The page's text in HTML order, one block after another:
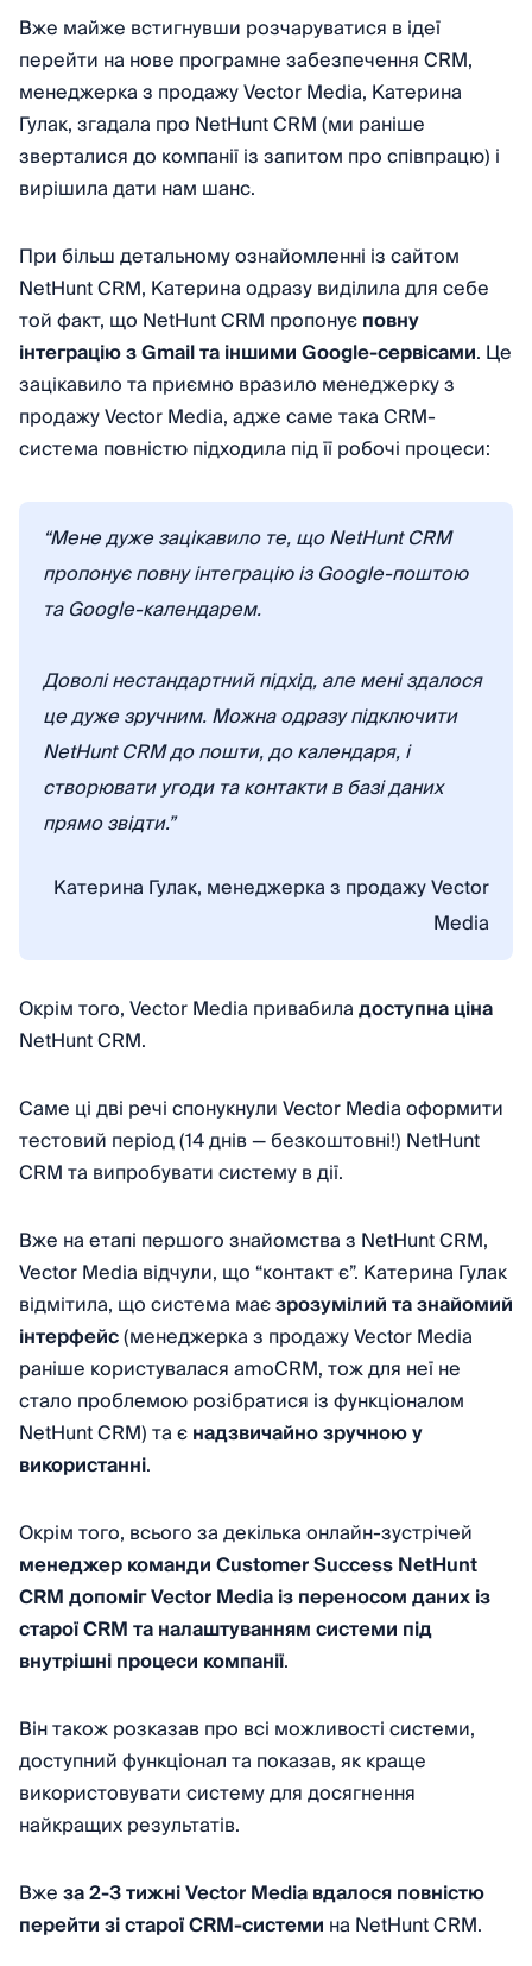
Вже майже встигнувши розчаруватися в ідеї
перейти на нове програмне забезпечення CRM,
менеджерка з продажу Vector Media, Катерина
Гулак, згадала про NetHunt CRM (ми раніше
зверталися до компанії із запитом про співпрацю) і
вирішила дати нам шанс.
При більш детальному ознайомленні із сайтом
NetHunt CRM, Катерина одразу виділила для себе
той факт, що NetHunt CRM пропонуєповну
інтеграцію з Gmail та іншими Google-сервісами. Це
зацікавило та приємно вразило менеджерку з
продажу Vector Media, адже саме така CRM-
система повністю підходила під її робочі процеси:
“Мене дуже зацікавило те, що NetHunt CRM
пропонує повну інтеграцію із Google-поштою
та Google-календарем.
Доволі нестандартний підхід, але мені здалося
це дуже зручним. Можна одразу підключити
NetHunt CRM до пошти, до календаря, і
створювати угоди та контакти в базі даних
прямо звідти.”
Катерина Гулак, менеджерка з продажу Vector
Media
Окрім того, Vector Media привабиладоступна ціна
NetHunt CRM.
Саме ці дві речі спонукнули Vector Media оформити
тестовий період (14 днів — безкоштовні!) NetHunt
CRM та випробувати систему в дії.
Вже на етапі першого знайомства з NetHunt CRM,
Vector Media відчули, що “контакт є”. Катерина Гулак
відмітила, що система маєзрозумілий та знайомий
інтерфейс(менеджерка з продажу Vector Media
раніше користувалася amoCRM, тож для неї не
стало проблемою розібратися із функціоналом
NetHunt CRM) та єнадзвичайно зручною у
використанні.
Окрім того, всього за декілька онлайн-зустрічей
менеджер команди Customer Success NetHunt
CRM допоміг Vector Media із переносом даних із
старої CRM та налаштуванням системи під
внутрішні процеси компанії.
Він також розказав про всі можливості системи,
доступний функціонал та показав, як краще
використовувати систему для досягнення
найкращих результатів.
Вжеза 2-3 тижні Vector Media вдалося повністю
перейти зі старої CRM-системи на NetHunt CRM.